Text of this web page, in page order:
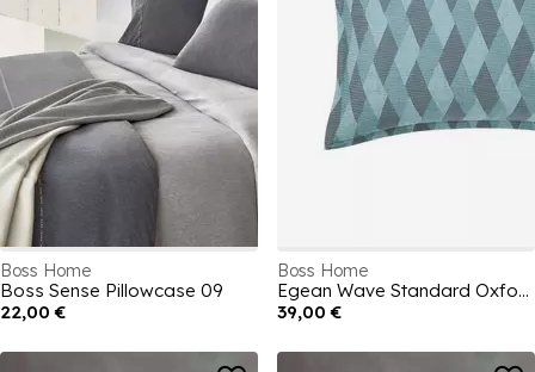
Boss Home
Boss Sense Pillowcase 09
22,00 €
Boss Home
Egean Wave Standard Oxford Pillowcase
39,00 €